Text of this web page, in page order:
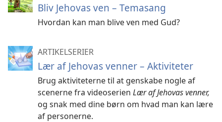
Bliv Jehovas ven – Temasang
Hvordan kan man blive ven med Gud?
ARTIKELSERIER
Lær af Jehovas venner – Aktiviteter
Brug aktiviteterne til at genskabe nogle af
scenerne fra videoserien Lær af Jehovas venner,
og snak med dine børn om hvad man kan lære
af personerne.